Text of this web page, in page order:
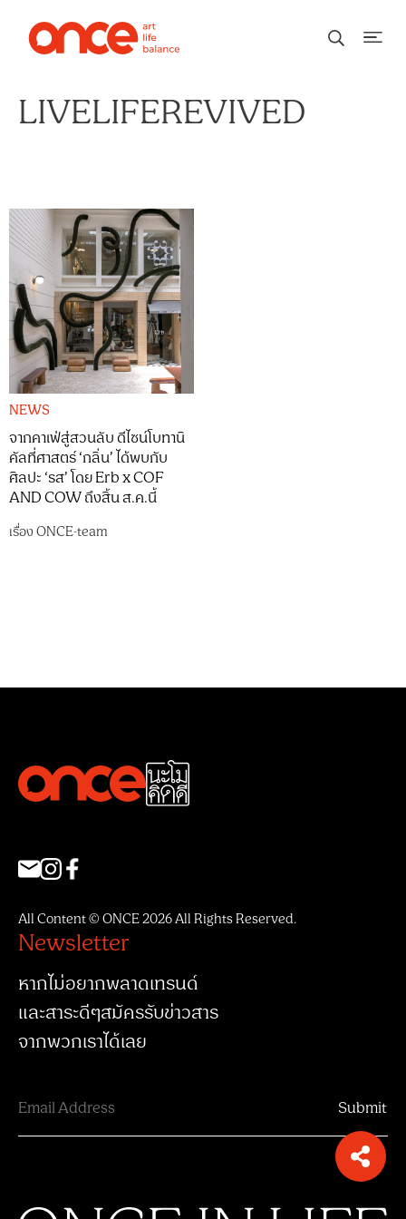
LIVELIFEREVIVED
NEWS
จากคาเฟ่สู่สวนลับ ดีไซน์โบทานิ
คัลที่ศาสตร์ ‘กลิ่น’ ได้พบกับ
ศิลปะ ‘รส’ โดย Erb x COF
AND COW ถึงสิ้น ส.ค.นี้
เรื่องONCE-team
All Content © ONCE 2026 All Rights Reserved.
Newsletter
หากไม่อยากพลาดเทรนด์
และสาระดีๆสมัครรับข่าวสาร
จากพวกเราได้เลย